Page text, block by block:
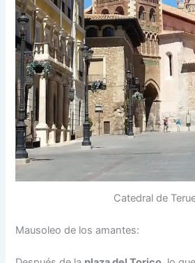
Catedral de
Mausoleo de los amantes: